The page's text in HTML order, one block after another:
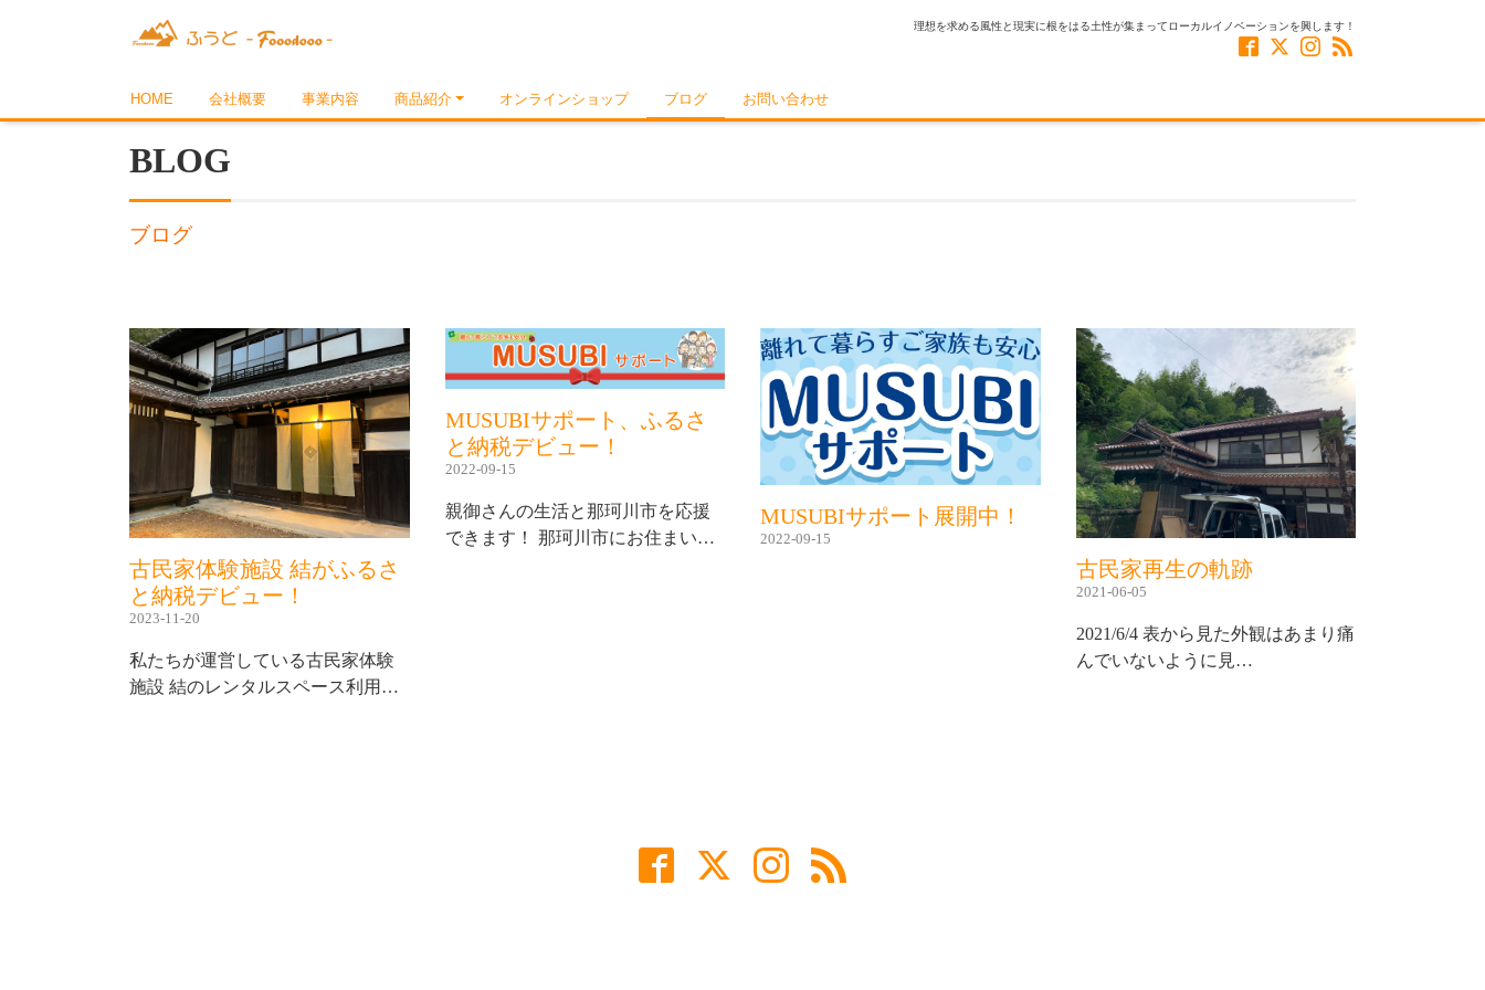
理想を求める風性と現実に根をはる土性が集まってローカルイノベーションを興します！
HOME 会社概要 事業内容 商品紹介 オンラインショップ ブログ お問い合わせ
BLOG
ブログ
古民家体験施設 結がふるさ
と納税デビュー！
2023-11-20
私たちが運営している古民家体験
施設 結のレンタルスペース利用…
MUSUBIサポート、ふるさ
と納税デビュー！
2022-09-15
親御さんの生活と那珂川市を応援
できます！ 那珂川市にお住まい…
MUSUBIサポート展開中！
2022-09-15
古民家再生の軌跡
2021-06-05
2021/6/4 表から見た外観はあまり痛
んでいないように見…